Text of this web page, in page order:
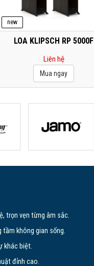
new
LOA KLIPSCH RP 5000F
Liên hệ
trọn vẹn từng âm sắc.
tầm không gian sống.
khác biệt.
đỉnh cao.